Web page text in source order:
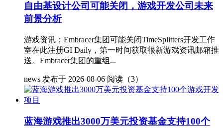
自由基设计公司可能关闭，游戏开发公司未来
前景分析
游戏资讯：Embracer集团可能关闭TimeSplitters开发工作
室在此注册GI Daily，第一时间获取很新游戏资讯邮箱推
送。Embracer集团的重组...
news 发布于 2026-08-06 阅读（3）
蓝海游戏推出3000万美元投资基金支持100个